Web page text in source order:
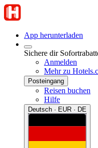
App herunterladen
Sichere dir
Anmelden
Mehr zu
Posteingang
Reisen buchen
Hilfe
Deutsch · EUR · DE